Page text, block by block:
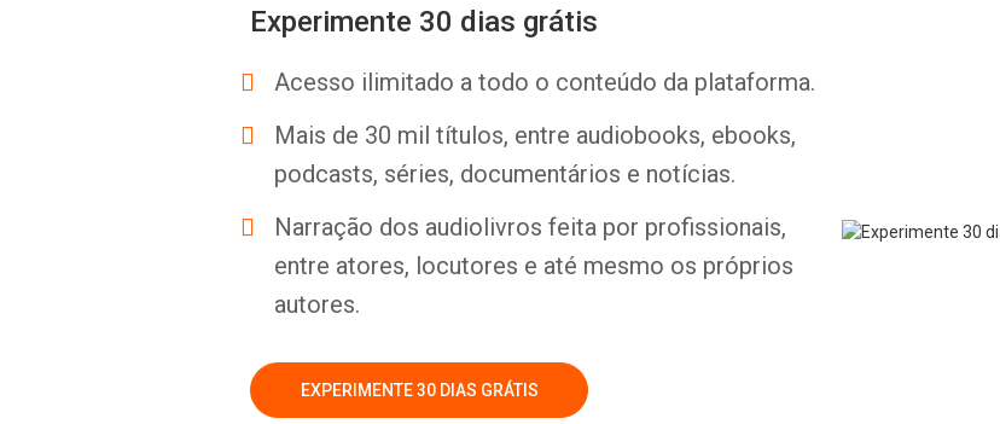
Experimente 30 dias grátis
Acesso ilimitado a todo o conteúdo da plataforma.
Mais de 30 mil títulos, entre audiobooks, ebooks,
podcasts, séries, documentários e notícias.
Narração dos audiolivros feita por profissionais,
entre atores, locutores e até mesmo os próprios
autores.
EXPERIMENTE 30 DIAS GRÁTIS
Whatsapp Facebook